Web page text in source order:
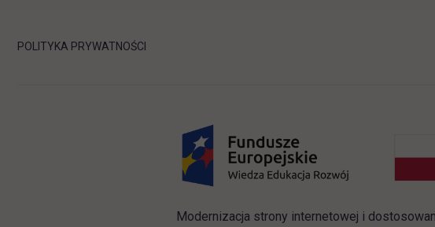
POLITYKA PRYWATNOŚCI
Modernizacja strony internetowej i